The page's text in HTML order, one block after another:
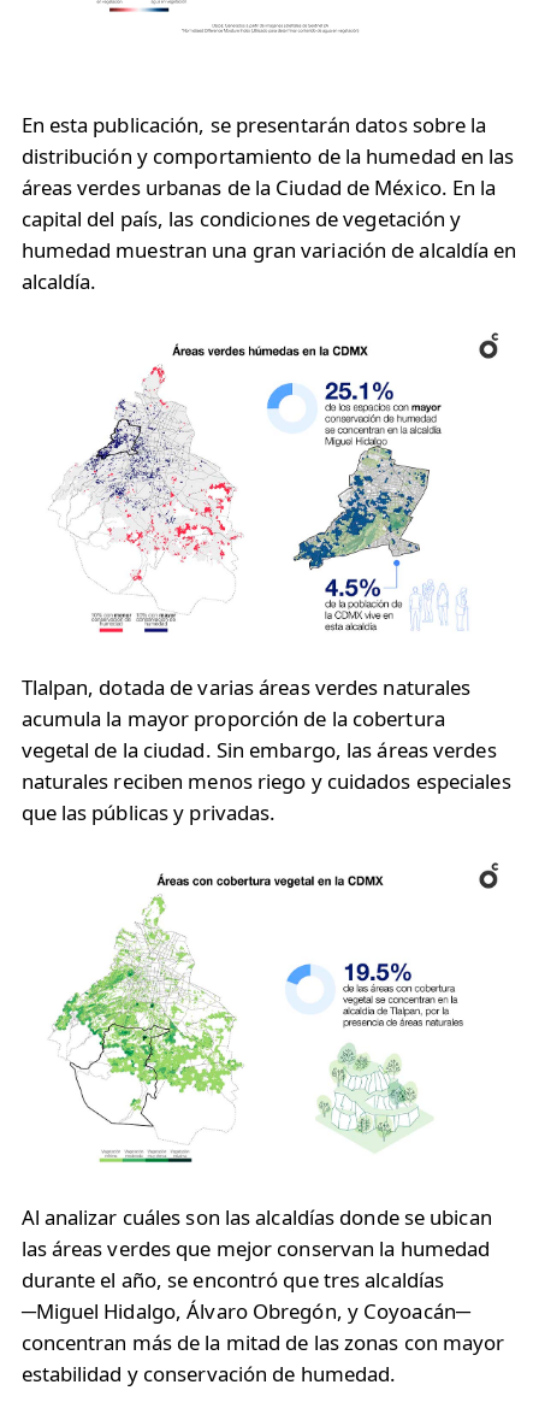
En esta publicación, se presentarán datos sobre la
distribución y comportamiento de la humedad en las
áreas verdes urbanas de la Ciudad de México. En la
capital del país, las condiciones de vegetación y
humedad muestran una gran variación de alcaldía en
alcaldía.
Tlalpan, dotada de varias áreas verdes naturales
acumula la mayor proporción de la cobertura
vegetal de la ciudad. Sin embargo, las áreas verdes
naturales reciben menos riego y cuidados especiales
que las públicas y privadas.
Al analizar cuáles son las alcaldías donde se ubican
las áreas verdes que mejor conservan la humedad
durante el año, se encontró que tres alcaldías
─Miguel Hidalgo, Álvaro Obregón, y Coyoacán─
concentran más de la mitad de las zonas con mayor
estabilidad y conservación de humedad.